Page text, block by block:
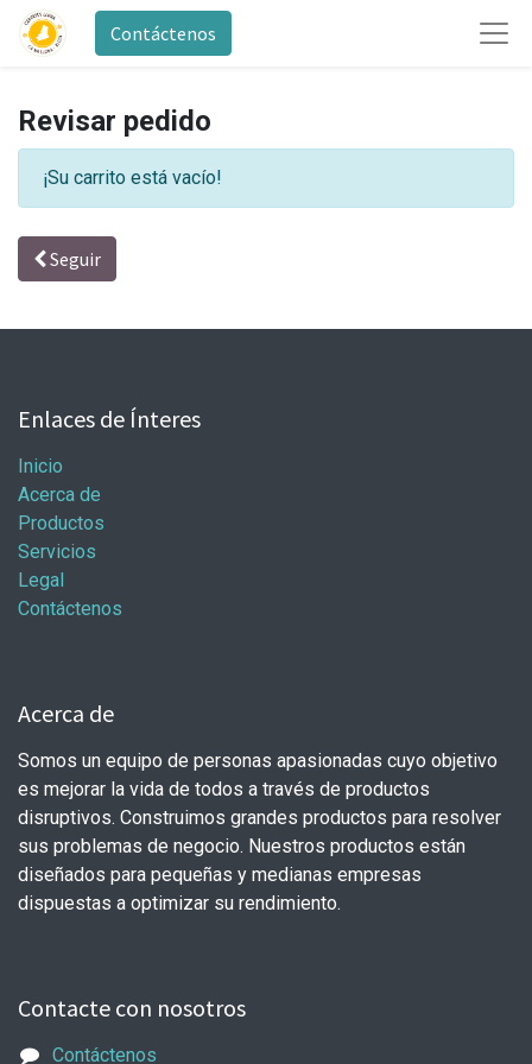
Contáctenos
Revisar pedido
¡Su carrito está vacío!
Seguir
Enlaces de Ínteres
Inicio
Acerca de
Productos
Servicios
Legal
Contáctenos
Acerca de
Somos un equipo de personas apasionadas cuyo objetivo
es mejorar la vida de todos a través de productos
disruptivos. Construimos grandes productos para resolver
sus problemas de negocio. Nuestros productos están
diseñados para pequeñas y medianas empresas
dispuestas a optimizar su rendimiento.
Contacte con nosotros
Contáctenos